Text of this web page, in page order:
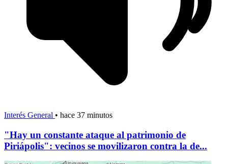
Interés General • hace 37 minutos
"Hay un constante ataque al patrimonio de
Piriápolis": vecinos se movilizaron contra la de...